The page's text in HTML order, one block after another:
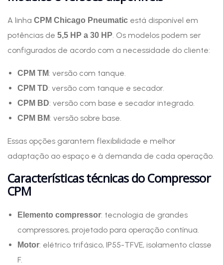
A linha CPM Chicago Pneumatic está disponível em
potências de 5,5 HP a 30 HP . Os modelos podem ser
configurados de acordo com a necessidade do cliente:
CPM TM: versão com tanque.
CPM TD: versão com tanque e secador.
CPM BD: versão com base e secador integrado.
CPM BM: versão sobre base.
Essas opções garantem flexibilidade e melhor
adaptação ao espaço e à demanda de cada operação.
Características técnicas do Compressor
CPM
Elemento compressor: tecnologia de grandes
compressores, projetado para operação contínua.
Motor: elétrico trifásico, IP55-TFVE, isolamento classe
F.